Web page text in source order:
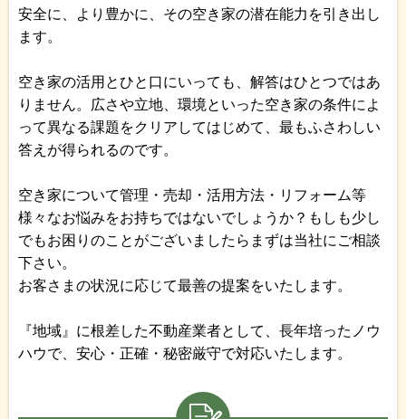
安全に、より豊かに、その空き家の潜在能力を引き出し
ます。
空き家の活用とひと口にいっても、解答はひとつではあ
りません。広さや立地、環境といった空き家の条件によ
って異なる課題をクリアしてはじめて、最もふさわしい
答えが得られるのです。
空き家について管理・売却・活用方法・リフォーム等
様々なお悩みをお持ちではないでしょうか？もしも少し
でもお困りのことがございましたらまずは当社にご相談
下さい。
お客さまの状況に応じて最善の提案をいたします。
『地域』に根差した不動産業者として、長年培ったノウ
ハウで、安心・正確・秘密厳守で対応いたします。